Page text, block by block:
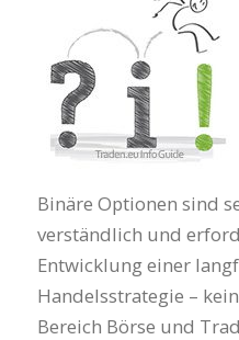
Binäre Optionen sind
verständlich und
Entwicklung einer
Handelsstrategie –
Bereich Börse und